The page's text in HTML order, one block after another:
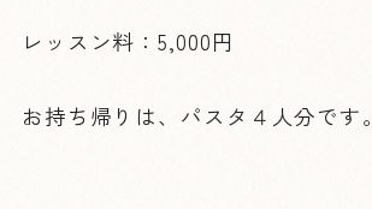
レッスン料：5,000円
お持ち帰りは、パスタ４人分です。